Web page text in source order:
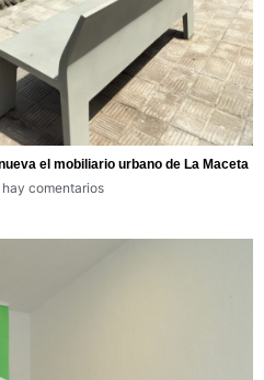
el mobiliario urbano de La Maceta
hay comentarios